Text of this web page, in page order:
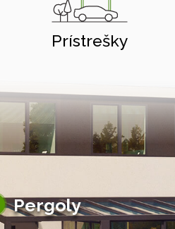
Prístrešky
Pergoly
pergoly
pergoly